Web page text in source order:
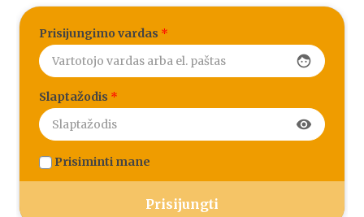
Prisijungimo vardas *
face
Slaptažodis *
visibility
Prisiminti mane